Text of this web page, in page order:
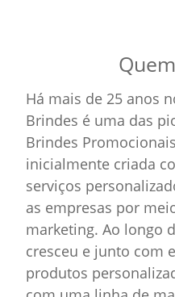
Há mais de 25 anos
Brindes é uma das
Brindes
inicialmente criada
serviços
as empresas por
marketing. Ao longo
cresceu e junto com
produtos